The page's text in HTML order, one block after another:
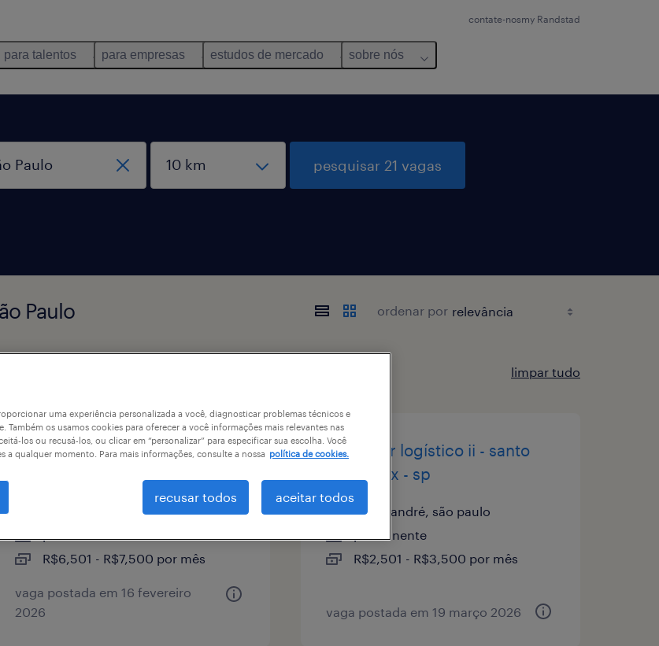
contate-nosmy Randstad
para talentos para empresas estudos de mercado sobre nós
pesquisar 21 vagas
Paulo ordenar por
limpar tudo
team leader (líder de
santo andré, são paulo
R$6,501 - R$7,500 por mês
vaga postada em 16 fevereiro
2026
operador logístico ii - santo
andré brx - sp
santo andré, são paulo
permanente
R$2,501 - R$3,500 por mês
vaga postada em 19 março 2026
uma experiência personalizada a você, diagnosticar problemas técnicos e
Também os usamos cookies para oferecer a você informações mais relevantes nas
los ou recusá-los, ou clicar em “personalizar” para especificar sua escolha. Você
a qualquer momento. Para mais informações, consulte a nossa política de cookies.
recusar todos aceitar todos